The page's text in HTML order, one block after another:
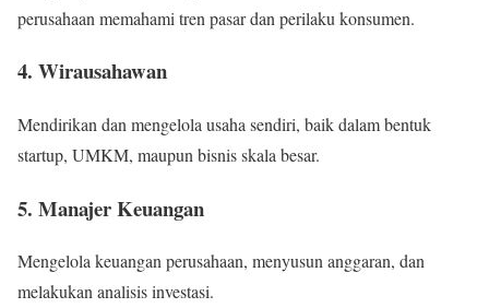
perusahaan memahami tren pasar dan perilaku konsumen.
4. Wirausahawan
Mendirikan dan mengelola usaha sendiri, baik dalam bentuk
startup, UMKM, maupun bisnis skala besar.
5. Manajer Keuangan
Mengelola keuangan perusahaan, menyusun anggaran, dan
melakukan analisis investasi.